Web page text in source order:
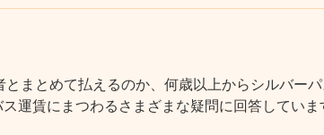
まとめて払えるのか、何歳以上からシルバー
運賃にまつわるさまざまな疑問に回答していま